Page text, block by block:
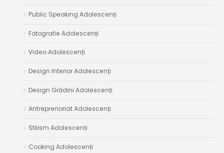
Public Speaking Adolescenți
Fotografie Adolescenți
Video Adolescenți
Design Interior Adolescenți
Design Grădini Adolescenți
Antreprenoriat Adolescenți
Stilism Adolescenți
Cooking Adolescenți